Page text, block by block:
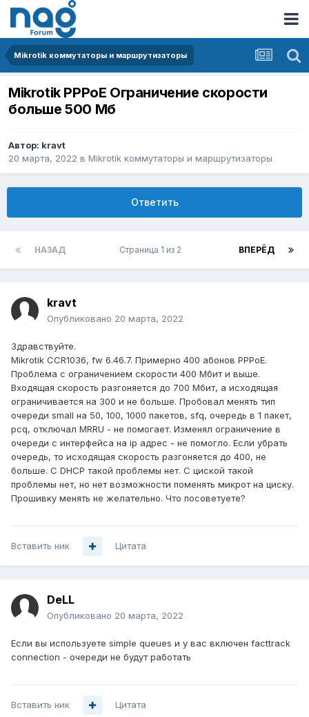
Mikrotik коммутаторы и маршрутизаторы
Mikrotik PPPoE Ограничение скорости
больше 500 Мб
Автор: kravt
20 марта, 2022 в Mikrotik коммутаторы и маршрутизаторы
Ответить
НАЗАД ВПЕРЁД
Страница 1 из 2
kravt
Опубликовано 20 марта, 2022
Здравствуйте.
Mikrotik CCR1036, fw 6.46.7. Примерно 400 абонов PPPoE.
Проблема с ограничением скорости 400 Мбит и выше.
Входящая скорость разгоняется до 700 Мбит, а исходящая
ограничивается на 300 и не больше. Пробовал менять тип
очереди small на 50, 100, 1000 пакетов, sfq, очередь в 1 пакет,
pcq, отключал MRRU - не помогает. Изменял ограничение в
очереди с интерфейса на ip адрес - не помогло. Если убрать
очередь, то исходящая скорость разгоняется до 400, не
больше. С DHCP такой проблемы нет. С циской такой
проблемы нет, но нет возможности поменять микрот на циску.
Прошивку менять не желательно. Что посоветуете?
Вставить ник Цитата
DeLL
Опубликовано 20 марта, 2022
Если вы используете simple queues и у вас включен facttrack
connection - очереди не будут работать
Вставить ник Цитата